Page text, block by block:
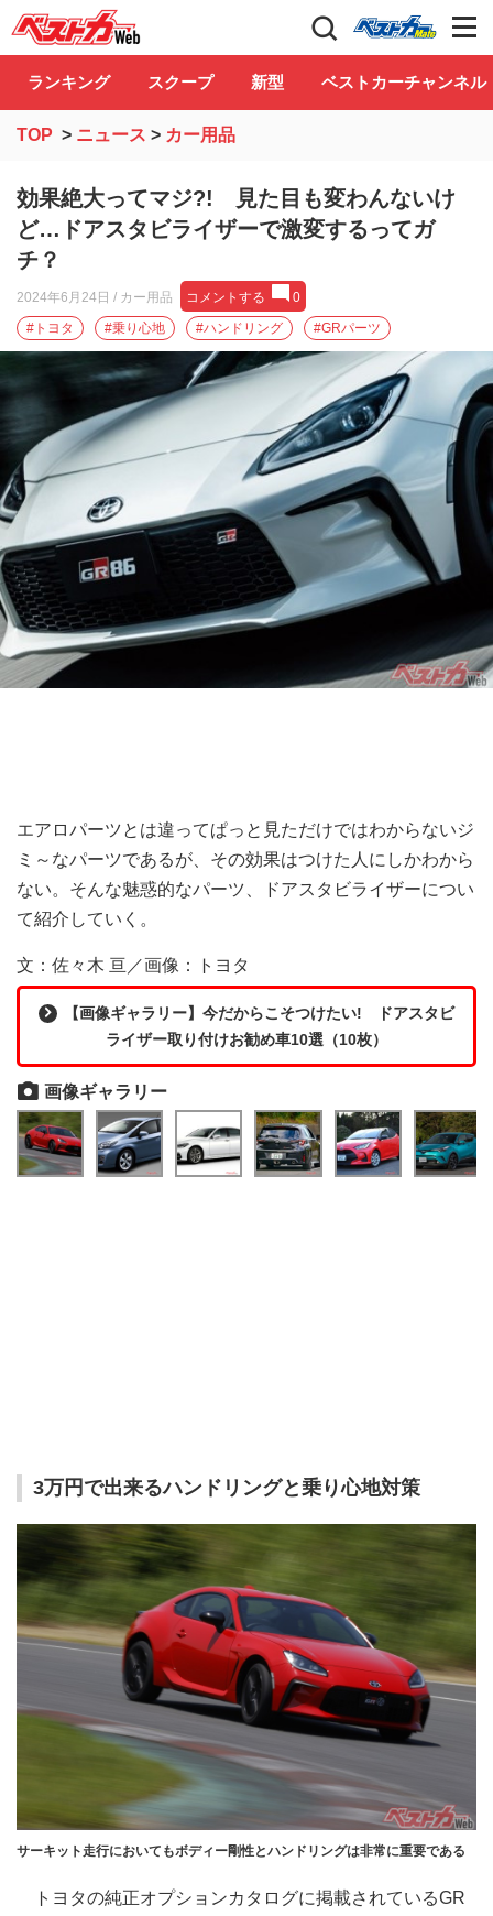
自動車情報誌「ベストカー」 Club
ランキング スクープ 新型 ベストカーチャンネル
TOP > ニュース > カー用品
効果絶大ってマジ?! 見た目も変わんないけ
ど…ドアスタビライザーで激変するってガ
チ？
2024年6月24日 / カー用品 コメントする
0
#トヨタ
#乗り心地 #ハンドリング #GRパーツ
エアロパーツとは違ってぱっと見ただけではわからないジ
ミ～なパーツであるが、その効果はつけた人にしかわから
ない。そんな魅惑的なパーツ、ドアスタビライザーについ
て紹介していく。
文：佐々木 亘／画像：トヨタ
【画像ギャラリー】今だからこそつけたい! ドアスタビ
ライザー取り付けお勧め車10選（10枚）
画像ギャラリー
3万円で出来るハンドリングと乗り心地対策
サーキット走行においてもボディー剛性とハンドリングは非常に重要である
トヨタの純正オプションカタログに掲載されているGR